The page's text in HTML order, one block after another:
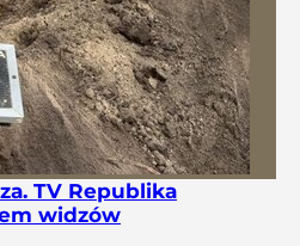
TV Republika
widzów